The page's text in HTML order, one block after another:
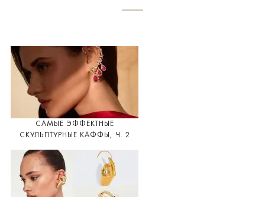
САМЫЕ ЭФФЕКТНЫЕ
СКУЛЬПТУРНЫЕ КАФФЫ, Ч. 2